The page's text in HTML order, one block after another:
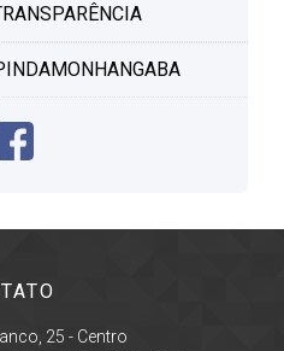
25 - Centro